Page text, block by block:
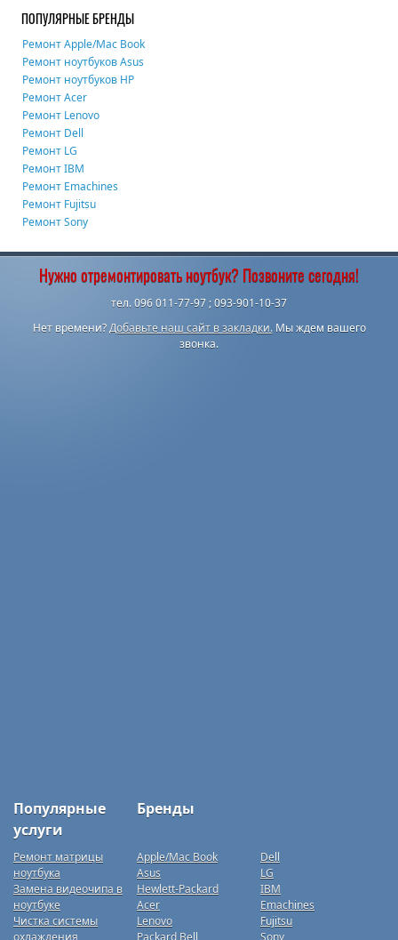
ПОПУЛЯРНЫЕ БРЕНДЫ
Ремонт Apple/Mac Book
Ремонт ноутбуков Asus
Ремонт ноутбуков HP
Ремонт Acer
Ремонт Lenovo
Ремонт Dell
Ремонт LG
Ремонт IBM
Ремонт Emachines
Ремонт Fujitsu
Ремонт Sony
Нужно отремонтировать ноутбук? Позвоните сегодня!
тел. 096 011-77-97 ; 093-901-10-37
Нет времени?Добавьте наш сайт в закладки.Мы ждем вашего
звонка.
Популярные
услуги
Бренды
Ремонт матрицы
ноутбука
Замена видеочипа в
ноутбуке
Чистка системы
охлаждения
Apple/Mac Book
Asus
Hewlett-Packard
Acer
Lenovo
Packard Bell
Dell
LG
IBM
Emachines
Fujitsu
Sony